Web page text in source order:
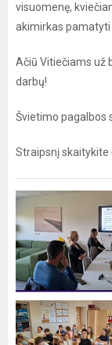
visuomenę,
akimirkas pamatyti
Ačiū Vitiečiams už
darbų!
Švietimo pagalbos
Straipsnį skaitykite